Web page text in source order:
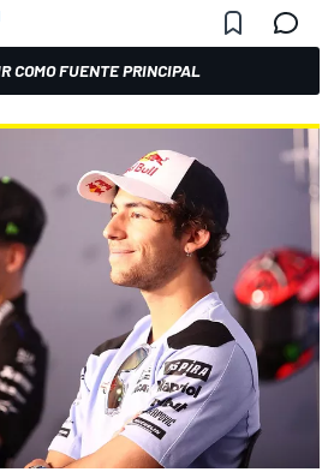
COMO FUENTE PRINCIPAL